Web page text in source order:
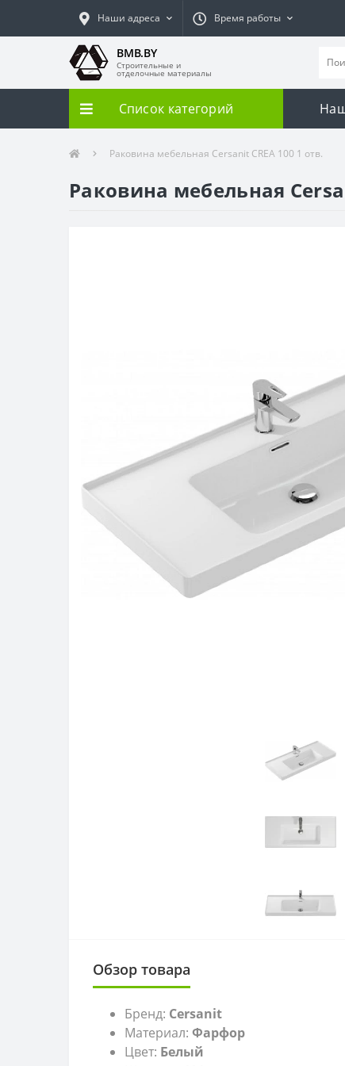
Наши адреса Время работы
BMB.BY
Строительные и
отделочные материалы
Список категорий
Раковина мебельная Cersanit CREA 100 1 отв.
Раковина мебельная
Обзор товара
Бренд: Cersanit
Материал: Фарфор
Цвет: Белый